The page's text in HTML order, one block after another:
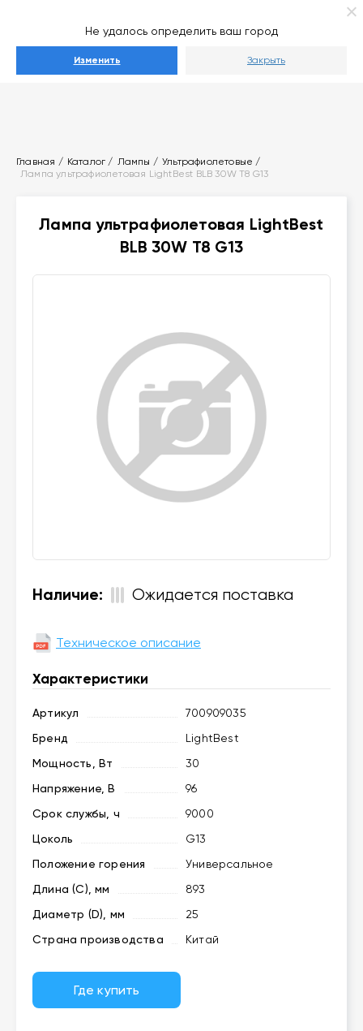
Не удалось определить ваш город
Изменить Закрыть
Главная Каталог Лампы
Ультрафиолетовые
Лампа ультрафиолетовая LightBest BLB 30W T8 G13
Лампа ультрафиолетовая LightBest
BLB 30W T8 G13
Наличие: Ожидается поставка
Техническое описание
Характеристики
Артикул
700909035
Бренд
LightBest
Мощность, Вт
30
Напряжение, В
96
Срок службы, ч
9000
Цоколь
G13
Положение горения
Универсальное
Длина (C), мм
893
Диаметр (D), мм
25
Страна производства
Китай
Где купить